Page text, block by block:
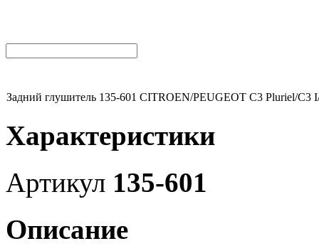
Задний глушитель 135-601 CITROEN/PEUGEOT C3 Pluriel/C3
Характеристики
Артикул 135-601
Описание